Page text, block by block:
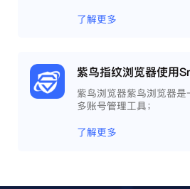
工作效率 。
了解更多
紫鸟指纹浏览器使用
紫鸟浏览器紫鸟浏览器
多账号管理工具；
了解更多